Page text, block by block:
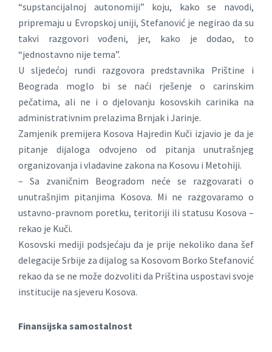
“supstancijalnoj autonomiji” koju, kako se navodi,
pripremaju u Evropskoj uniji, Stefanović je negirao da su
takvi razgovori vođeni, jer, kako je dodao, to
“jednostavno nije tema”.
U sljedećoj rundi razgovora predstavnika Prištine i
Beograda moglo bi se naći rješenje o carinskim
pečatima, ali ne i o djelovanju kosovskih carinika na
administrativnim prelazima Brnjak i Jarinje.
Zamjenik premijera Kosova Hajredin Kuči izjavio je da je
pitanje dijaloga odvojeno od pitanja unutrašnjeg
organizovanja i vladavine zakona na Kosovu i Metohiji.
– Sa zvaničnim Beogradom neće se razgovarati o
unutrašnjim pitanjima Kosova. Mi ne razgovaramo o
ustavno-pravnom poretku, teritoriji ili statusu Kosova –
rekao je Kuči.
Kosovski mediji podsjećaju da je prije nekoliko dana šef
delegacije Srbije za dijalog sa Kosovom Borko Stefanović
rekao da se ne može dozvoliti da Priština uspostavi svoje
institucije na sjeveru Kosova.
Finansijska samostalnost